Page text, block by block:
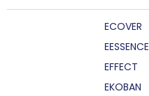
ECOVER
EESSENCE
EFFECT
EKOBAN